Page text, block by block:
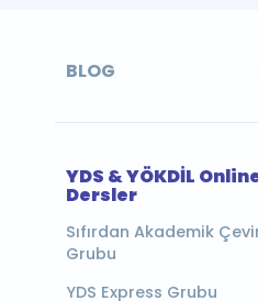
BLOG
YDS & YÖKDİL
Dersler
Sıfırdan Akademik
Grubu
YDS Express Grubu